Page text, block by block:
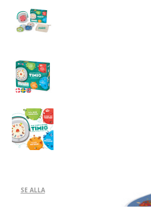
SE ALLA